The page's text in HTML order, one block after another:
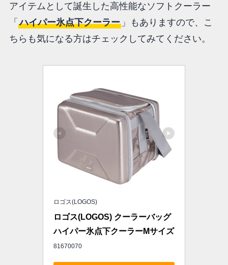
アイテムとして誕生した高性能なソフトクーラー
「 ハイパー氷点下クーラー」もありますので、こ
ちらも気になる方はチェックしてみてください。
ロゴス(LOGOS)
ロゴス(LOGOS) クーラーバッグ
ハイパー氷点下クーラーMサイズ
81670070